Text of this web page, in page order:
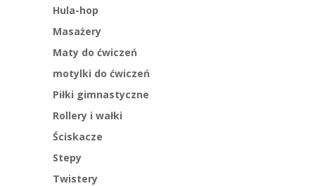
Hula-hop
Masażery
Maty do ćwiczeń
motylki do ćwiczeń
Piłki gimnastyczne
Rollery i wałki
Ściskacze
Stepy
Twistery